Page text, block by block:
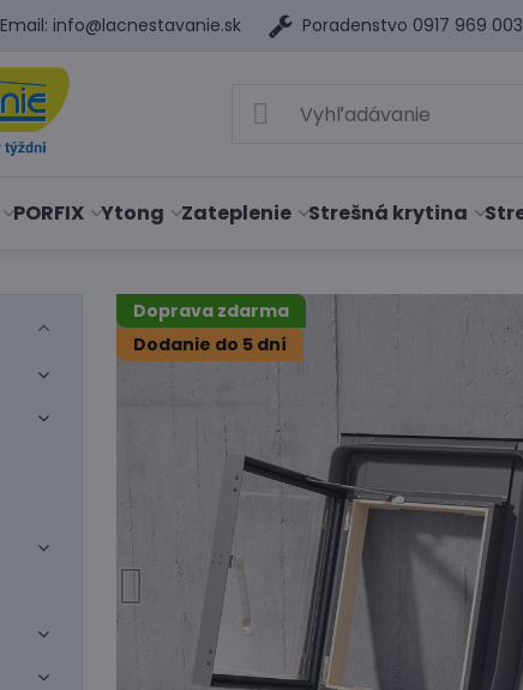
Email: info@lacnestavanie.sk Poradenstvo 0917 969 003
PORFIX Ytong Zateplenie Strešná krytina
Doprava zdarma
Dodanie do 5 dní